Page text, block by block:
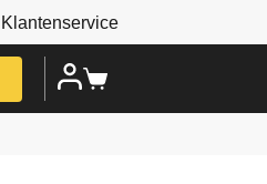
Klantenservice